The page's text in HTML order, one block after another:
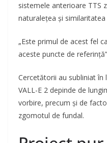
sistemele anterioare TTS
naturalețea și
„Este primul de acest fel
aceste puncte de
Cercetătorii au subliniat
VALL-E 2 depinde de
vorbire, precum și de
zgomotul de fundal.